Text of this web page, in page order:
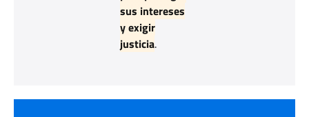
sus intereses
y exigir
justicia.